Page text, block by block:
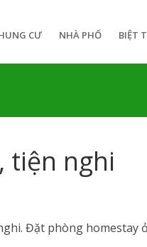
CƯ NHÀ PHỐ BIỆT
tiện nghi
Đặt phòng homestay